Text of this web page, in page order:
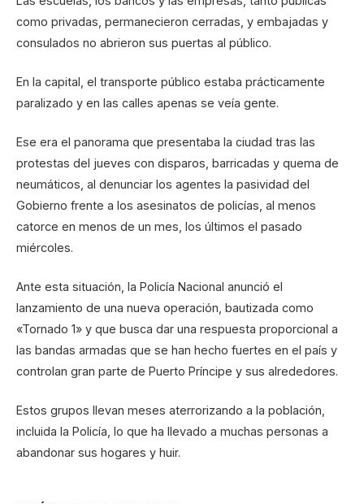
como privadas, permanecieron cerradas, y embajadas y
consulados no abrieron sus puertas al público.
En la capital, el transporte público estaba prácticamente
paralizado y en las calles apenas se veía gente.
Ese era el panorama que presentaba la ciudad tras las
protestas del jueves con disparos, barricadas y quema de
neumáticos, al denunciar los agentes la pasividad del
Gobierno frente a los asesinatos de policías, al menos
catorce en menos de un mes, los últimos el pasado
miércoles.
Ante esta situación, la Policía Nacional anunció el
lanzamiento de una nueva operación, bautizada como
«Tornado 1» y que busca dar una respuesta proporcional a
las bandas armadas que se han hecho fuertes en el país y
controlan gran parte de Puerto Príncipe y sus alrededores.
Estos grupos llevan meses aterrorizando a la población,
incluida la Policía, lo que ha llevado a muchas personas a
abandonar sus hogares y huir.